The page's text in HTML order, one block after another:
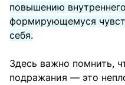
повышению
формирующемуся
себя.
Здесь важно помнить,
подражания — это